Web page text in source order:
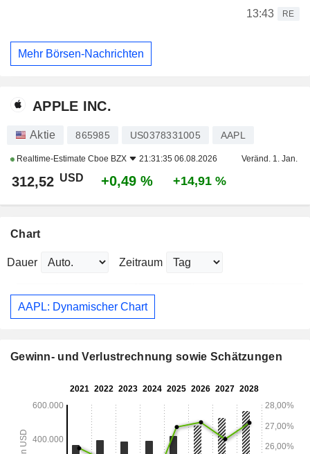
13:43
RE
Mehr Börsen-Nachrichten
APPLE INC.
Aktie 865985 US0378331005 AAPL
Realtime-Estimate Cboe BZX 21:31:35 06.08.2026 Veränd. 1. Jan.
312,52 USD +0,49 % +14,91 %
Chart
Dauer Zeitraum
AAPL: Dynamischer Chart
Gewinn- und Verlustrechnung sowie Schätzungen